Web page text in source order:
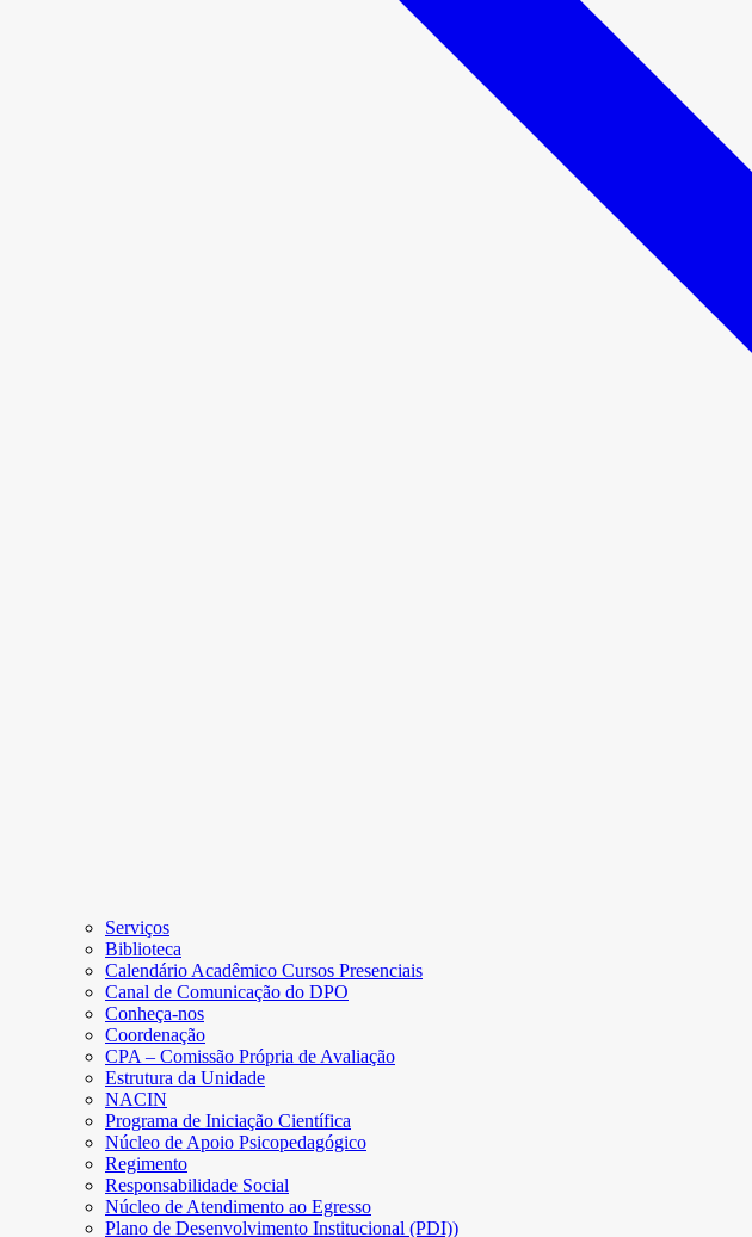
Serviços
Biblioteca
Calendário Acadêmico Cursos Presenciais
Canal de Comunicação do DPO
Conheça-nos
Coordenação
CPA – Comissão Própria de Avaliação
Estrutura da Unidade
NACIN
Programa de Iniciação Científica
Núcleo de Apoio Psicopedagógico
Regimento
Responsabilidade Social
Núcleo de Atendimento ao Egresso
Plano de Desenvolvimento Institucional (PDI))